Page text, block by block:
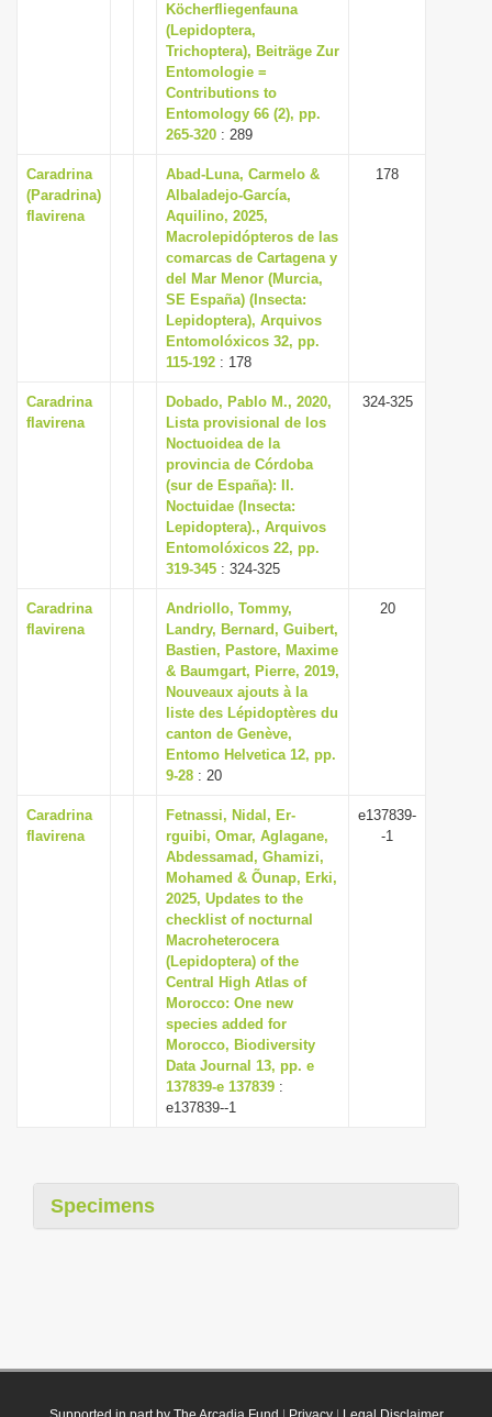
Köcherfliegenfauna
(Lepidoptera,
Trichoptera), Beiträge Zur
Entomologie =
Contributions to
Entomology 66 (2), pp.
265-320 : 289
Caradrina
(Paradrina)
flavirena
Abad-Luna, Carmelo &
Albaladejo-García,
Aquilino, 2025,
Macrolepidópteros de las
comarcas de Cartagena y
del Mar Menor (Murcia,
SE España) (Insecta:
Lepidoptera), Arquivos
Entomolóxicos 32, pp.
115-192 : 178
178
Caradrina
flavirena
Dobado, Pablo M., 2020,
Lista provisional de los
Noctuoidea de la
provincia de Córdoba
(sur de España): II.
Noctuidae (Insecta:
Lepidoptera)., Arquivos
Entomolóxicos 22, pp.
319-345 : 324-325
324-325
Caradrina
flavirena
Andriollo, Tommy,
Landry, Bernard, Guibert,
Bastien, Pastore, Maxime
& Baumgart, Pierre, 2019,
Nouveaux ajouts à la
liste des Lépidoptères du
canton de Genève,
Entomo Helvetica 12, pp.
9-28 : 20
20
Caradrina
flavirena
Fetnassi, Nidal, Er-
rguibi, Omar, Aglagane,
Abdessamad, Ghamizi,
Mohamed & Õunap, Erki,
2025, Updates to the
checklist of nocturnal
Macroheterocera
(Lepidoptera) of the
Central High Atlas of
Morocco: One new
species added for
Morocco, Biodiversity
Data Journal 13, pp. e
137839-e 137839 :
e137839--1
e137839-
-1
Specimens